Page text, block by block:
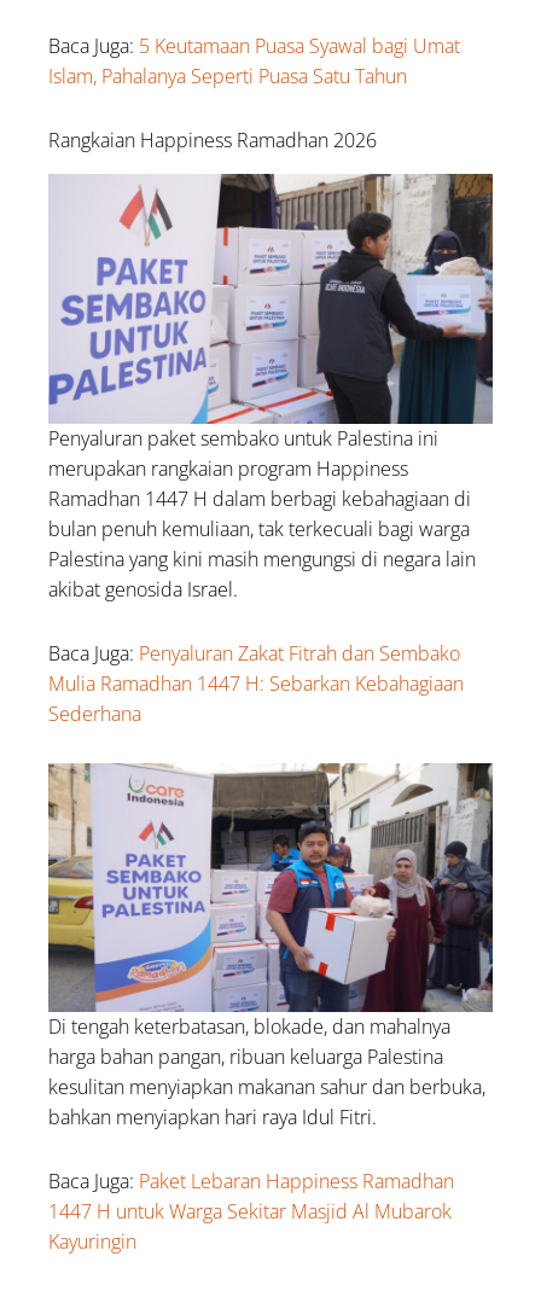
Baca Juga: 5 Keutamaan Puasa Syawal bagi Umat
Islam, Pahalanya Seperti Puasa Satu Tahun
Rangkaian Happiness Ramadhan 2026
Penyaluran paket sembako untuk Palestina ini
merupakan rangkaian program Happiness
Ramadhan 1447 H dalam berbagi kebahagiaan di
bulan penuh kemuliaan, tak terkecuali bagi warga
Palestina yang kini masih mengungsi di negara lain
akibat genosida Israel.
Baca Juga: Penyaluran Zakat Fitrah dan Sembako
Mulia Ramadhan 1447 H: Sebarkan Kebahagiaan
Sederhana
Di tengah keterbatasan, blokade, dan mahalnya
harga bahan pangan, ribuan keluarga Palestina
kesulitan menyiapkan makanan sahur dan berbuka,
bahkan menyiapkan hari raya Idul Fitri.
Baca Juga: Paket Lebaran Happiness Ramadhan
1447 H untuk Warga Sekitar Masjid Al Mubarok
Kayuringin